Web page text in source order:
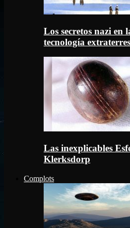
Los secretos nazi en
tecnología
Las inexplicables
Klerksdorp
Complots